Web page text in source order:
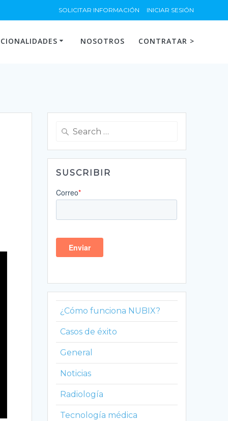
SOLICITAR INFORMACIÓN INICIAR SESIÓN
NOSOTROS CONTRATAR >
Search
SUSCRIBIR
¿Cómo funciona NUBIX?
Casos de éxito
General
Noticias
Radiología
Tecnología médica